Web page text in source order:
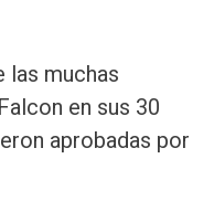
las muchas
en sus 30
aprobadas por